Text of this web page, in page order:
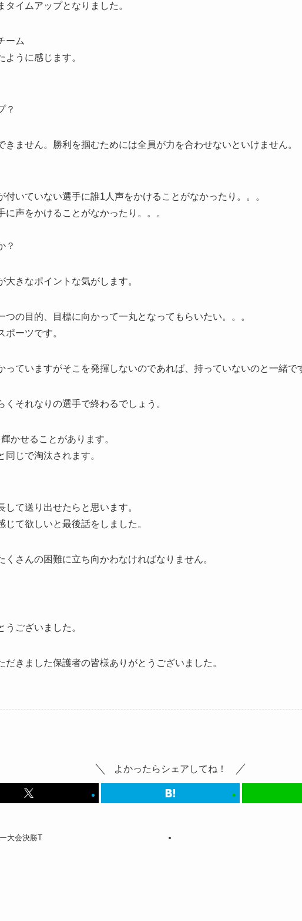
イムアップとなりました。
ーム
うに感じます。
？
ません。勝利を掴むためには全員が力を合わせないといけません。
いていない選手に誰1人声をかけることがなかったり。。。
声をかけることがなかったり。。。
？
きなポイントな気がします。
の目的、目標に向かって一丸となってもらいたい。。。
ーツです。
っていますがそこを発揮しないのであれば、持っていないのと一緒で
それなりの選手で終わるでしょう。
かせることがあります。
じで淘汰されます。
て送り出せたらと思います。
て欲しいと最後話をしました。
さんの困難に立ち向かわなければなりません。
ございました。
きました保護者の皆様ありがとうございました。
よかったらシェアしてね！
大会決勝T